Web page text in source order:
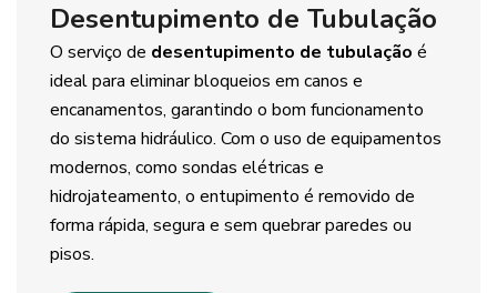
Desentupimento de Tubulação
O serviço de desentupimento de tubulação é
ideal para eliminar bloqueios em canos e
encanamentos, garantindo o bom funcionamento
do sistema hidráulico. Com o uso de equipamentos
modernos, como sondas elétricas e
hidrojateamento, o entupimento é removido de
forma rápida, segura e sem quebrar paredes ou
pisos.